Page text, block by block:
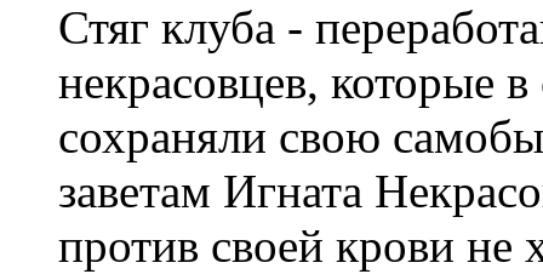
Стяг клуба -
некрасовцев, которые
сохраняли свою
заветам Игната
против своей крови не